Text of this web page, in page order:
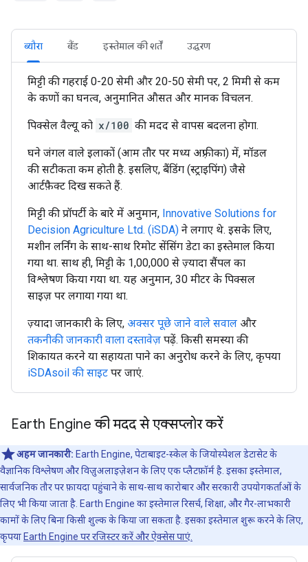
ब्यौरा बैंड इस्तेमाल की शर्तें उद्धरण
मिट्टी की गहराई 0-20 सेमी और 20-50 सेमी पर, 2 मिमी से कम
के कणों का घनत्व, अनुमानित औसत और मानक विचलन.
पिक्सेल वैल्यू को x/100 की मदद से वापस बदलना होगा.
घने जंगल वाले इलाकों (आम तौर पर मध्य अफ़्रीका) में, मॉडल
की सटीकता कम होती है. इसलिए, बैंडिंग (स्ट्राइपिंग) जैसे
आर्टफ़ैक्ट दिख सकते हैं.
मिट्टी की प्रॉपर्टी के बारे में अनुमान, Innovative Solutions for
Decision Agriculture Ltd. (iSDA) ने लगाए थे. इसके लिए,
मशीन लर्निंग के साथ-साथ रिमोट सेंसिंग डेटा का इस्तेमाल किया
गया था. साथ ही, मिट्टी के 1,00,000 से ज़्यादा सैंपल का
विश्लेषण किया गया था. यह अनुमान, 30 मीटर के पिक्सल
साइज़ पर लगाया गया था.
ज़्यादा जानकारी के लिए, अक्सर पूछे जाने वाले सवाल और
तकनीकी जानकारी वाला दस्तावेज़ पढ़ें. किसी समस्या की
शिकायत करने या सहायता पाने का अनुरोध करने के लिए, कृपया
iSDAsoil की साइट पर जाएं.
Earth Engine की मदद से एक्सप्लोर करें
अहम जानकारी: Earth Engine, पेटाबाइट-स्केल के जियोस्पेशल डेटासेट के
वैज्ञानिक विश्लेषण और विज़ुअलाइज़ेशन के लिए एक प्लैटफ़ॉर्म है. इसका इस्तेमाल,
सार्वजनिक तौर पर फ़ायदा पहुंचाने के साथ-साथ कारोबार और सरकारी उपयोगकर्ताओं के
लिए भी किया जाता है. Earth Engine का इस्तेमाल रिसर्च, शिक्षा, और गैर-लाभकारी
कामों के लिए बिना किसी शुल्क के किया जा सकता है. इसका इस्तेमाल शुरू करने के लिए,
कृपया Earth Engine पर रजिस्टर करें और ऐक्सेस पाएं.